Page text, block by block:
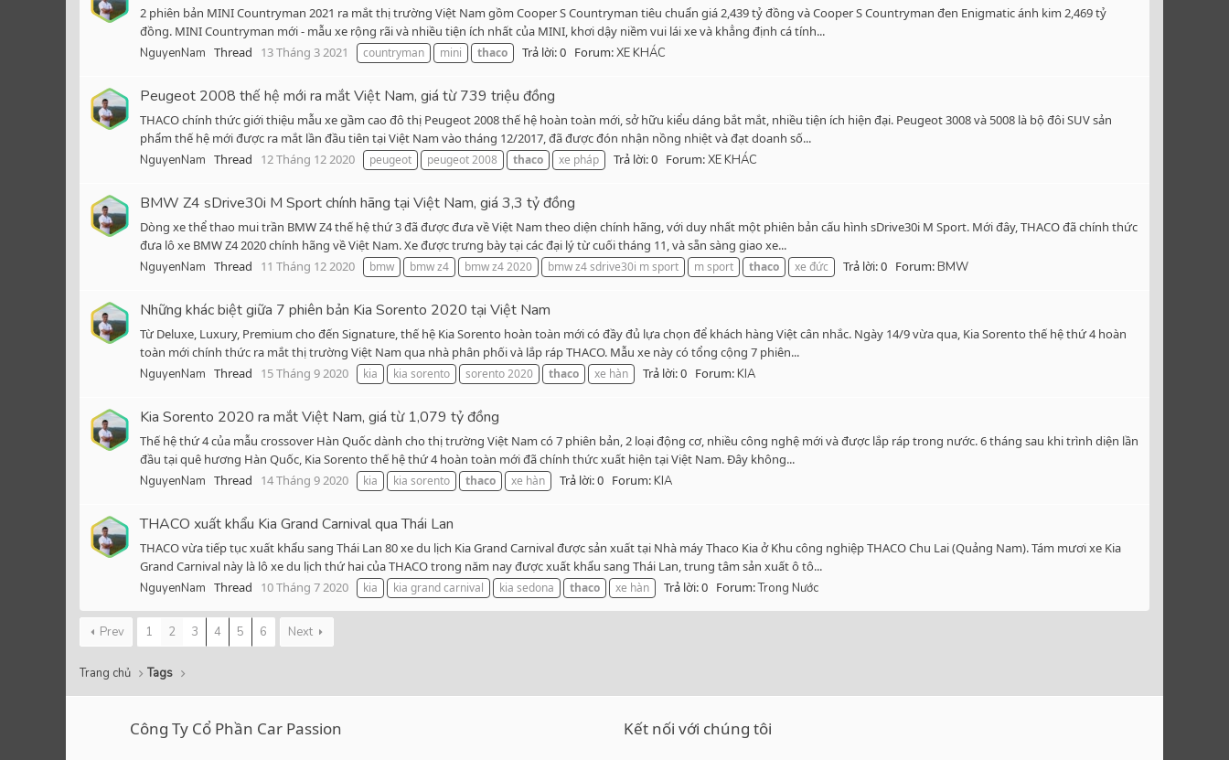
2 phiên bản MINI Countryman 2021 ra mắt thị trường Việt Nam gồm Cooper S Countryman tiêu chuẩn giá 2,439 tỷ đồng và Cooper S Countryman đen Enigmatic ánh kim 2,469 tỷ
đồng. MINI Countryman mới - mẫu xe rộng rãi và nhiều tiện ích nhất của MINI, khơi dậy niềm vui lái xe và khẳng định cá tính...
NguyenNam Thread 13 Tháng 3 2021 countryman mini thaco Trả lời: 0 Forum:XE KHÁC
Peugeot 2008 thế hệ mới ra mắt Việt Nam, giá từ 739 triệu đồng
THACO chính thức giới thiệu mẫu xe gầm cao đô thị Peugeot 2008 thế hệ hoàn toàn mới, sở hữu kiểu dáng bắt mắt, nhiều tiện ích hiện đại. Peugeot 3008 và 5008 là bộ đôi SUV sản
phẩm thế hệ mới được ra mắt lần đầu tiên tại Việt Nam vào tháng 12/2017, đã được đón nhận nồng nhiệt và đạt doanh số...
NguyenNam Thread 12 Tháng 12 2020 peugeot peugeot 2008 thaco xe pháp Trả lời: 0 Forum:XE KHÁC
BMW Z4 sDrive30i M Sport chính hãng tại Việt Nam, giá 3,3 tỷ đồng
Dòng xe thể thao mui trần BMW Z4 thế hệ thứ 3 đã được đưa về Việt Nam theo diện chính hãng, với duy nhất một phiên bản cấu hình sDrive30i M Sport. Mới đây, THACO đã chính thức
đưa lô xe BMW Z4 2020 chính hãng về Việt Nam. Xe được trưng bày tại các đại lý từ cuối tháng 11, và sẵn sàng giao xe...
NguyenNam Thread 11 Tháng 12 2020 bmw bmw z4 bmw z4 2020 bmw z4 sdrive30i m sport m sport thaco xe đức Trả lời: 0 Forum:BMW
Những khác biệt giữa 7 phiên bản Kia Sorento 2020 tại Việt Nam
Từ Deluxe, Luxury, Premium cho đến Signature, thế hệ Kia Sorento hoàn toàn mới có đầy đủ lựa chọn để khách hàng Việt cân nhắc. Ngày 14/9 vừa qua, Kia Sorento thế hệ thứ 4 hoàn
toàn mới chính thức ra mắt thị trường Việt Nam qua nhà phân phối và lắp ráp THACO. Mẫu xe này có tổng cộng 7 phiên...
NguyenNam Thread 15 Tháng 9 2020 kia kia sorento sorento 2020 thaco xe hàn Trả lời: 0 Forum:KIA
Kia Sorento 2020 ra mắt Việt Nam, giá từ 1,079 tỷ đồng
Thế hệ thứ 4 của mẫu crossover Hàn Quốc dành cho thị trường Việt Nam có 7 phiên bản, 2 loại động cơ, nhiều công nghệ mới và được lắp ráp trong nước. 6 tháng sau khi trình diện lần
đầu tại quê hương Hàn Quốc, Kia Sorento thế hệ thứ 4 hoàn toàn mới đã chính thức xuất hiện tại Việt Nam. Đây không...
NguyenNam Thread 14 Tháng 9 2020 kia kia sorento thaco xe hàn Trả lời: 0 Forum:KIA
THACO xuất khẩu Kia Grand Carnival qua Thái Lan
THACO vừa tiếp tục xuất khẩu sang Thái Lan 80 xe du lịch Kia Grand Carnival được sản xuất tại Nhà máy Thaco Kia ở Khu công nghiệp THACO Chu Lai (Quảng Nam). Tám mươi xe Kia
Grand Carnival này là lô xe du lịch thứ hai của THACO trong năm nay được xuất khẩu sang Thái Lan, trung tâm sản xuất ô tô...
NguyenNam Thread 10 Tháng 7 2020 kia kia grand carnival kia sedona thaco xe hàn Trả lời: 0 Forum:Trong Nước
Prev 1 2 3 4 5 6 Next
Trang chủ Tags
Công Ty Cổ Phần Car Passion Kết nối với chúng tôi